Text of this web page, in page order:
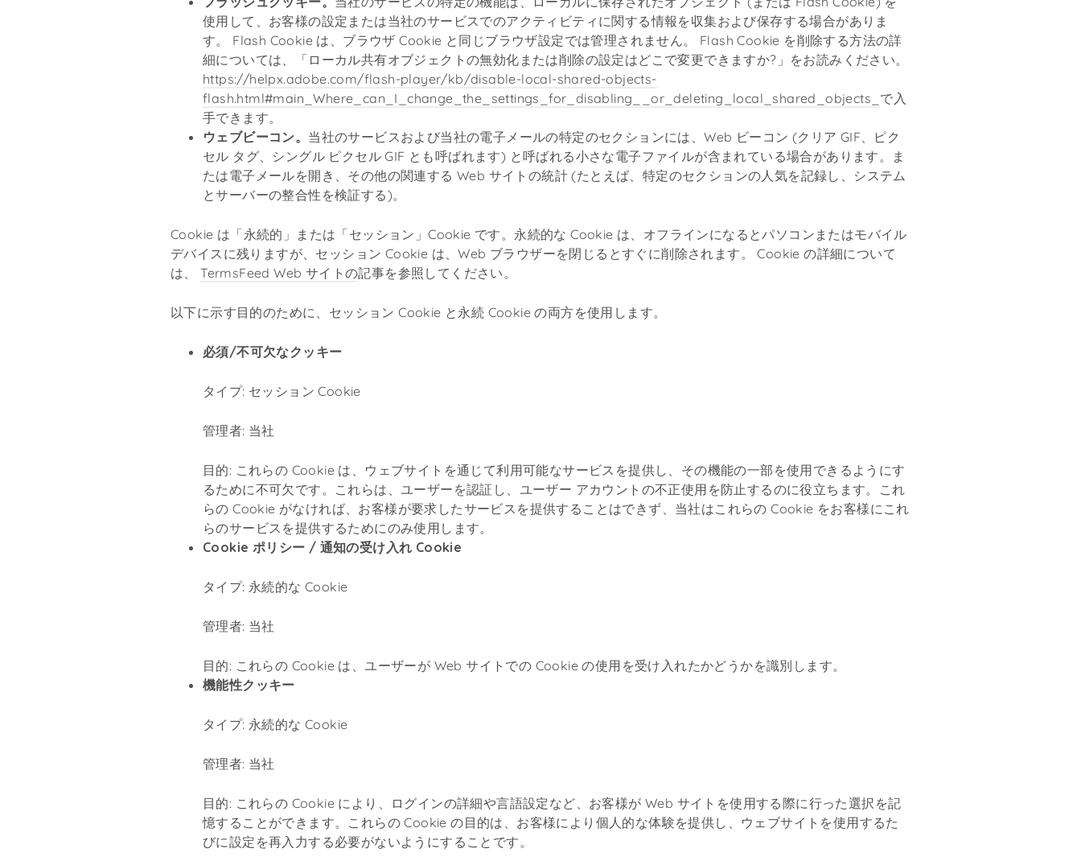
使用して、お客様の設定または当社のサービスでのアクティビティに関する情報を収集および保存する場合がありま
す。 Flash Cookie は、ブラウザ Cookie と同じブラウザ設定では管理されません。 Flash Cookie を削除する方法の詳
細については、「ローカル共有オブジェクトの無効化または削除の設定はどこで変更できますか?」をお読みください。
https://helpx.adobe.com/flash-player/kb/disable-local-shared-objects-
flash.html#main_Where_can_I_change_the_settings_for_disabling__or_deleting_local_shared_objects_ で入
手できます。
ウェブビーコン。 当社のサービスおよび当社の電子メールの特定のセクションには、Web ビーコン (クリア GIF、ピク
セル タグ、シングル ピクセル GIF とも呼ばれます) と呼ばれる小さな電子ファイルが含まれている場合があります。ま
たは電子メールを開き、その他の関連する Web サイトの統計 (たとえば、特定のセクションの人気を記録し、システム
とサーバーの整合性を検証する)。
Cookie は「永続的」または「セッション」Cookie です。永続的な Cookie は、オフラインになるとパソコンまたはモバイル
デバイスに残りますが、セッション Cookie は、Web ブラウザーを閉じるとすぐに削除されます。 Cookie の詳細について
は、TermsFeed Web サイトの記事を参照してください。
以下に示す目的のために、セッション Cookie と永続 Cookie の両方を使用します。
必須/不可欠なクッキー
タイプ: セッション Cookie
管理者: 当社
目的: これらの Cookie は、ウェブサイトを通じて利用可能なサービスを提供し、その機能の一部を使用できるようにす
るために不可欠です。これらは、ユーザーを認証し、ユーザー アカウントの不正使用を防止するのに役立ちます。これ
らの Cookie がなければ、お客様が要求したサービスを提供することはできず、当社はこれらの Cookie をお客様にこれ
らのサービスを提供するためにのみ使用します。
Cookie ポリシー / 通知の受け入れ Cookie
タイプ: 永続的な Cookie
管理者: 当社
目的: これらの Cookie は、ユーザーが Web サイトでの Cookie の使用を受け入れたかどうかを識別します。
機能性クッキー
タイプ: 永続的な Cookie
管理者: 当社
目的: これらの Cookie により、ログインの詳細や言語設定など、お客様が Web サイトを使用する際に行った選択を記
憶することができます。これらの Cookie の目的は、お客様により個人的な体験を提供し、ウェブサイトを使用するた
びに設定を再入力する必要がないようにすることです。